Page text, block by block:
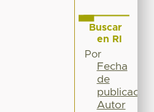
Buscar
en RI
Por
Fecha
de
publicación
Autor